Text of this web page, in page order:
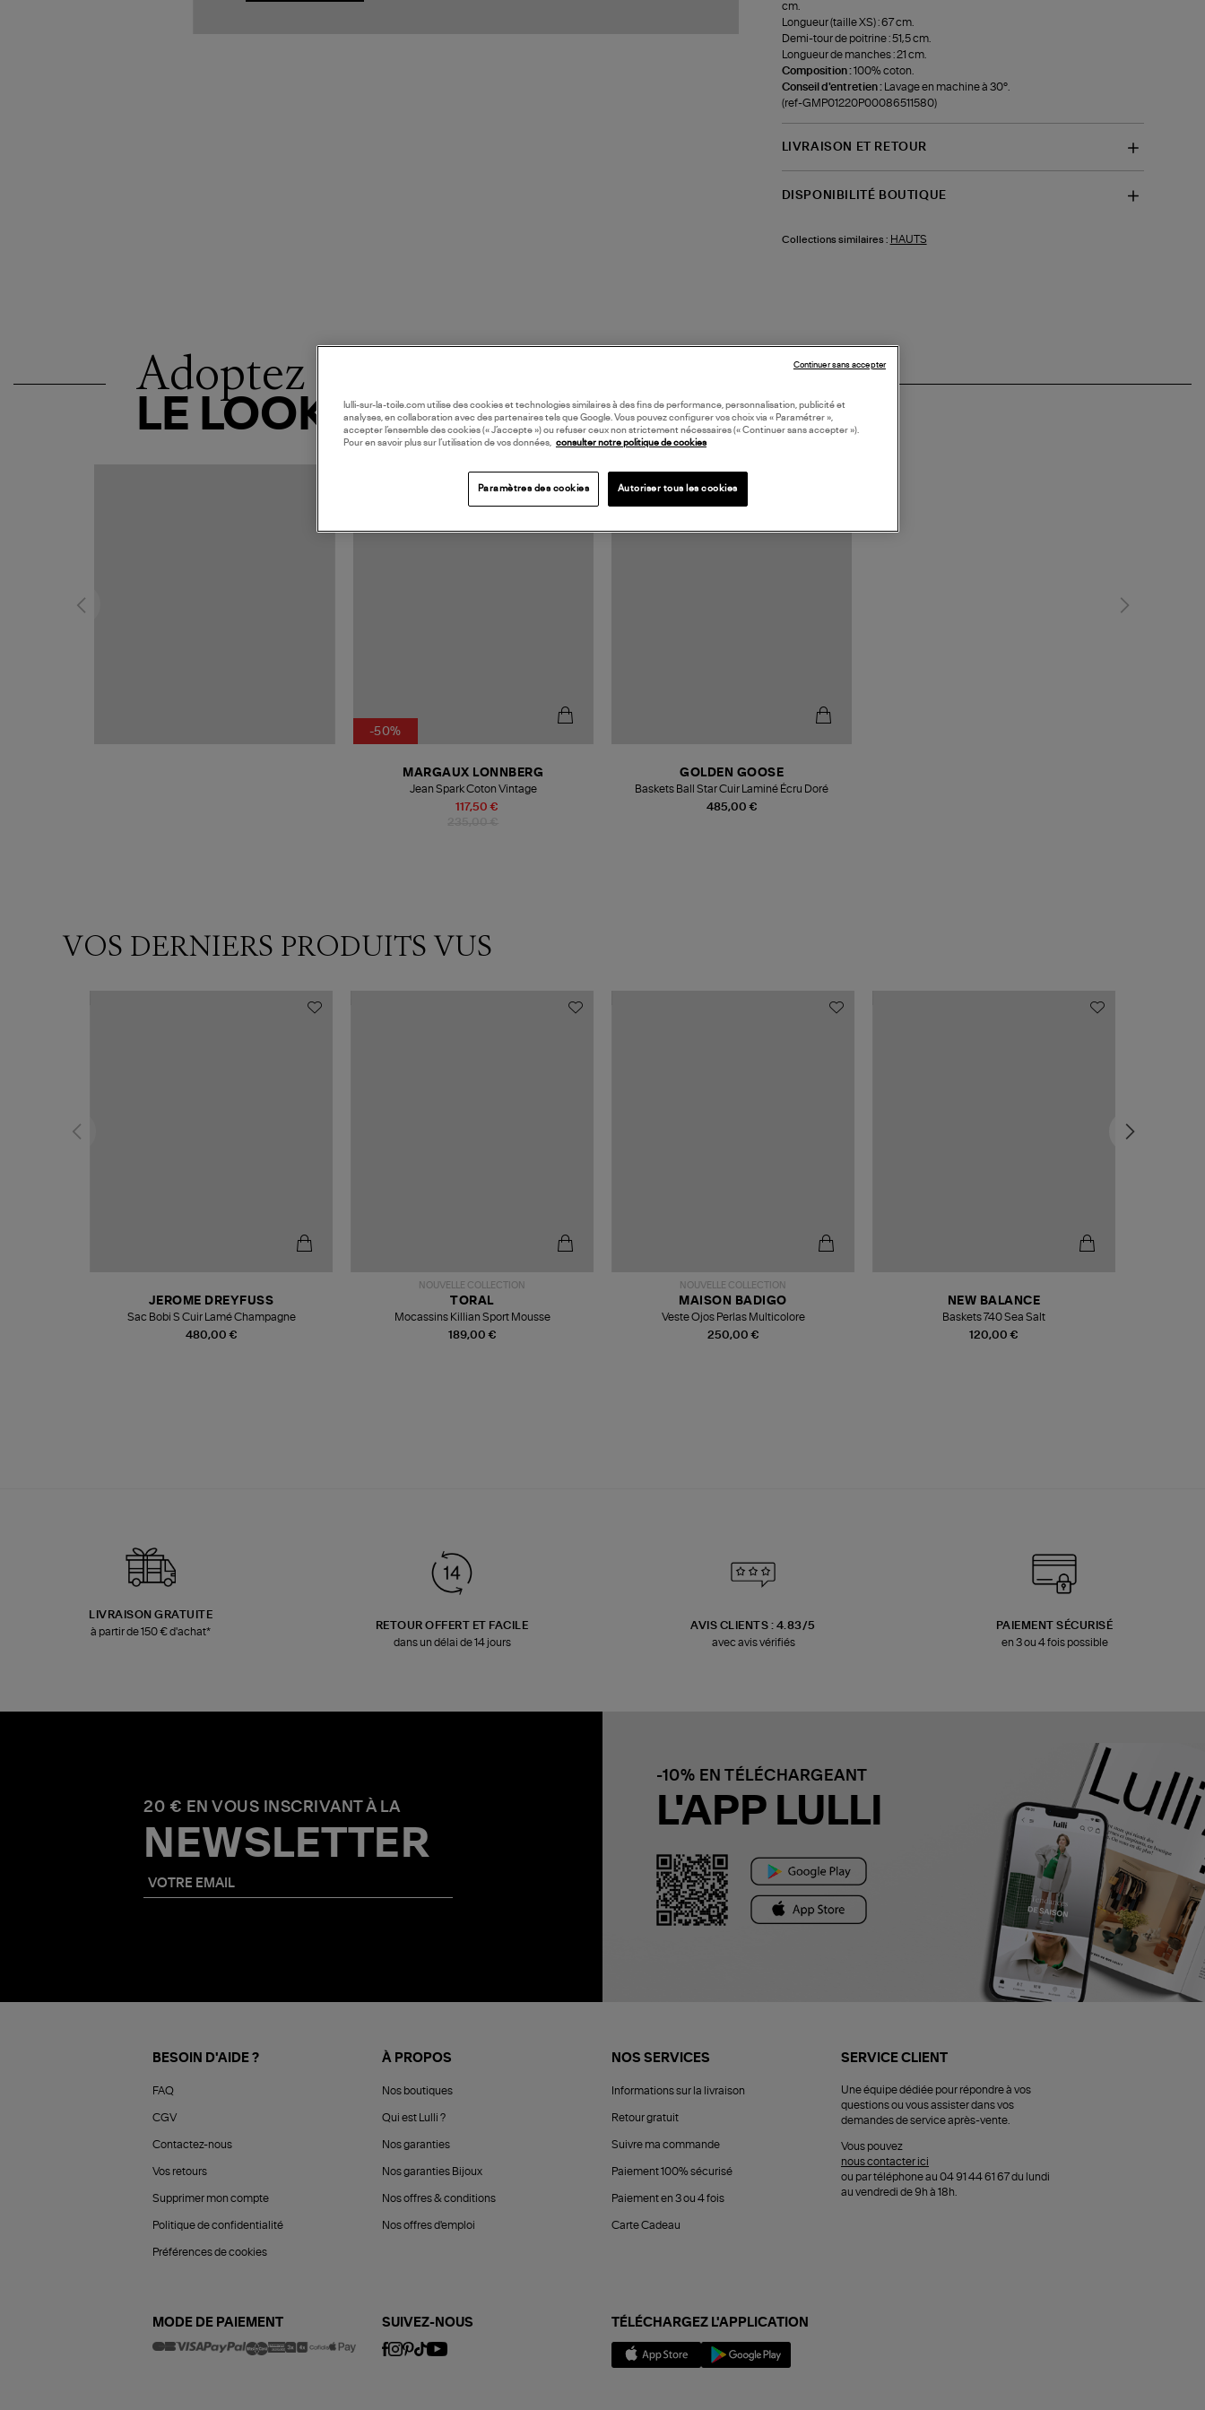
cm.
Longueur (taille XS) : 67 cm.
Demi-tour de poitrine : 51,5 cm.
Longueur de manches : 21 cm.
Composition :100% coton.
Conseil d'entretien :
Lavage en machine à 30°.
(ref-GMP01220P00086511580)
LIVRAISON ET RETOUR
DISPONIBILITÉ BOUTIQUE
Collections similaires : HAUTS
Adoptez
LE LOOK
-50%
117,50 €
MARGAUX LONNBERG
Jean Spark Coton Vintage
MADE IN EUROPE
485,00 €
GOLDEN GOOSE
Baskets Ball Star Cuir Laminé Écru Doré
VOS DERNIERS PRODUITS VUS
480,00 €
JEROME DREYFUSS
Sac Bobi S Cuir Lamé Champagne
NOUVELLE COLLECTION
189,00 €
TORAL
Mocassins Killian Sport Mousse
NOUVELLE COLLECTION
250,00 €
MAISON BADIGO
Veste Ojos Perlas Multicolore
120,00 €
NEW BALANCE
Baskets 740 Sea Salt
LIVRAISON GRATUITE
à partir de 150 € d'achat*
RETOUR OFFERT ET FACILE
dans un délai de 14 jours
AVIS CLIENTS : 4.83/5
avec avis vérifiés
PAIEMENT SÉCURISÉ
en 3 ou 4 fois possible
20 € EN VOUS INSCRIVANT À LA
NEWSLETTER
-10% EN TÉLÉCHARGEANT
L'APP LULLI
BESOIN D'AIDE ?
FAQ
CGV
Contactez-nous
Vos retours
Supprimer mon compte
Politique de confidentialité
Préférences de cookies
À PROPOS
Nos boutiques
Qui est Lulli ?
Nos garanties
Nos garanties Bijoux
Nos offres & conditions
Nos offres d'emploi
NOS SERVICES
Informations sur la livraison
Retour gratuit
Suivre ma commande
Paiement 100% sécurisé
Paiement en 3 ou 4 fois
Carte Cadeau
SERVICE CLIENT
Une équipe dédiée pour répondre à vos
questions ou vous assister dans vos
demandes de service après-vente.
Vous pouvez
nous contacter ici
ou par téléphone au 04 91 44 61 67 du lundi
au vendredi de 9h à 18h.
MODE DE PAIEMENT SUIVEZ-NOUS TÉLÉCHARGEZ L'APPLICATION
lulli-sur-la-toile.com utilise des cookies et technologies similaires à des fins de performance, personnalisation, publicité et
analyses, en collaboration avec des partenaires tels que Google. Vous pouvez configurer vos choix via « Paramétrer »,
accepter l’ensemble des cookies (« J’accepte ») ou refuser ceux non strictement nécessaires (« Continuer sans accepter »).
Pour en savoir plus sur l’utilisation de vos données, consulter notre politique de cookies
Paramètres des cookies Autoriser tous les cookies
Continuer sans accepter